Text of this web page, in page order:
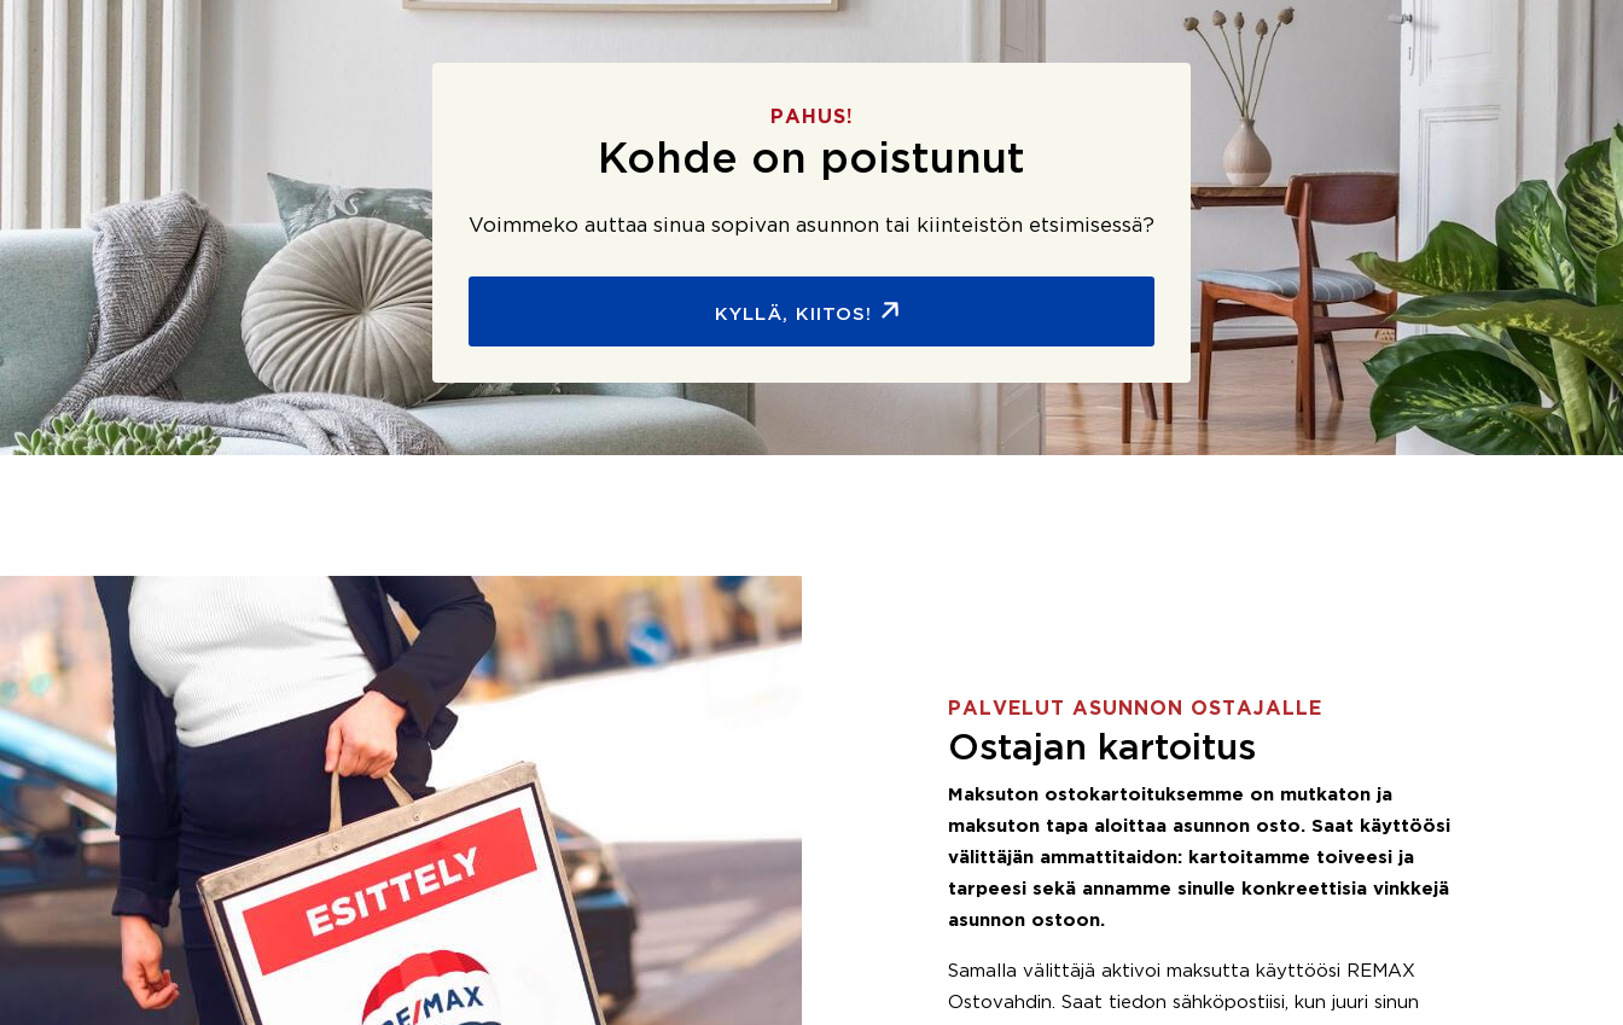
PAHUS!
Kohde on poistunut
Voimmeko auttaa sinua sopivan asunnon tai kiinteistön etsimisessä?
KYLLÄ, KIITOS!
PALVELUT ASUNNON OSTAJALLE
Ostajan kartoitus
Maksuton ostokartoituksemme on mutkaton ja
maksuton tapa aloittaa asunnon osto. Saat käyttöösi
välittäjän ammattitaidon: kartoitamme toiveesi ja
tarpeesi sekä annamme sinulle konkreettisia vinkkejä
asunnon ostoon.
Samalla välittäjä aktivoi maksutta käyttöösi REMAX
Ostovahdin. Saat tiedon sähköpostiisi, kun juuri sinun